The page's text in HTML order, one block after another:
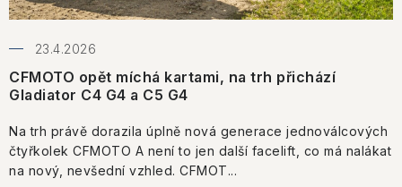
CFMOTO opět míchá kartami, na trh přichází
Gladiator C4 G4 a C5 G4
23.4.2026
Na trh právě dorazila úplně nová generace jednoválcových
čtyřkolek CFMOTO A není to jen další facelift, co má nalákat
na nový, nevšední vzhled. CFMOT...